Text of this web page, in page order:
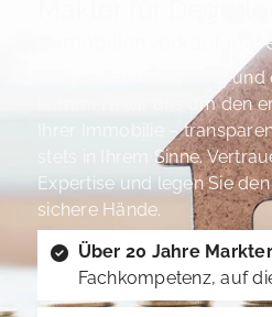
Immobilienverkauf in
Mit Sorgfalt, Erfahrung und
kümmern wir uns um den
Ihrer Immobilie –
stets in Ihrem Sinne.
Expertise und legen Sie
sichere Hände.
Über 20 Jahre
Fachkompetenz, auf